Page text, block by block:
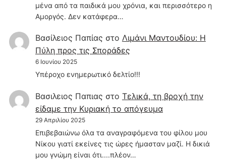
μένα από τα παιδικά μου χρόνια, και περισσότερο η
Αμοργός. Δεν κατάφερα…
Βασίλειος Παπίας στο Λιμάνι Μαντουδίου: Η
Πύλη προς τις Σποράδες
6 Ιουνίου 2025
Υπέροχο ενημερωτικό δελτίο!!!
Βασιλειος Παπιας στο Τελικά, τη βροχή την
είδαμε την Κυριακή το απόγευμα
29 Απριλίου 2025
Επιβεβαιώνω όλα τα αναγραφόμενα του φίλου μου
Νίκου γιατί εκείνες τις ώρες ήμασταν μαζί. Η δικιά
μου γνώμη είναι ότι....πλέον…